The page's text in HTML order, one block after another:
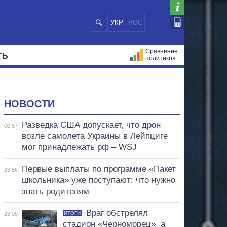
УКР РОС
Сравнение
политиков
НОВОСТИ
00:57
Разведка США допускает, что дрон
возле самолета Украины в Лейпциге
мог принадлежать рф – WSJ
23:56
Первые выплаты по программе «Пакет
школьника» уже поступают: что нужно
знать родителям
23:09 ИТОГИ
Враг обстрелял
стадион «Черноморец», а